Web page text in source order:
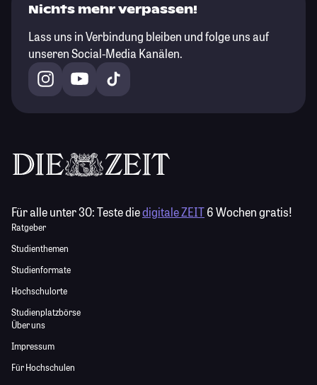
Nichts mehr verpassen!
Lass uns in Verbindung bleiben und folge uns auf
unseren Social-Media Kanälen.
Für alle unter 30:Teste diedigitale ZEIT6 Wochen gratis!
Ratgeber
Studienthemen
Studienformate
Hochschulorte
Studienplatzbörse
Über uns
Impressum
Für Hochschulen